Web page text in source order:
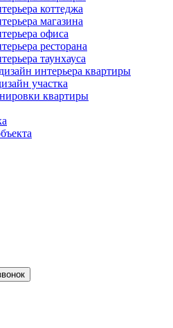
коттеджа
магазина
офиса
ресторана
таунхауса
интерьера квартиры
участка
квартиры